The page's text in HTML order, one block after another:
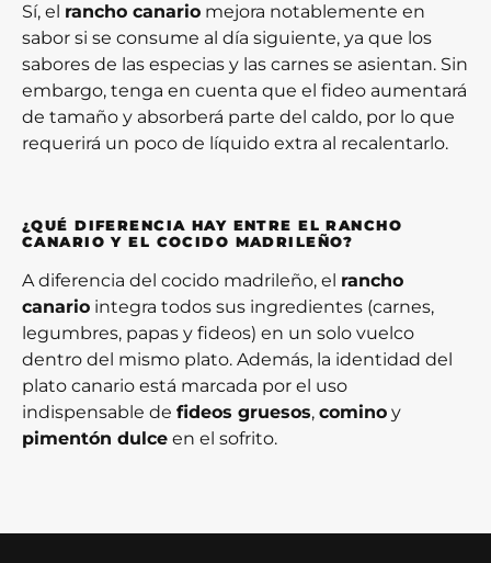
Sí, el rancho canario mejora notablemente en
sabor si se consume al día siguiente, ya que los
sabores de las especias y las carnes se asientan. Sin
embargo, tenga en cuenta que el fideo aumentará
de tamaño y absorberá parte del caldo, por lo que
requerirá un poco de líquido extra al recalentarlo.
¿QUÉ DIFERENCIA HAY ENTRE EL RANCHO
CANARIO Y EL COCIDO MADRILEÑO?
A diferencia del cocido madrileño, el rancho
canario integra todos sus ingredientes (carnes,
legumbres, papas y fideos) en un solo vuelco
dentro del mismo plato. Además, la identidad del
plato canario está marcada por el uso
indispensable de fideos gruesos, comino y
pimentón dulce en el sofrito.